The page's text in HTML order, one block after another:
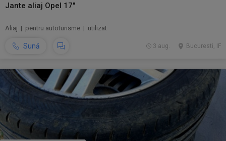
Jante aliaj Opel 17"
Aliaj | pentru autoturisme | utilizat
Sună Bucuresti, IF
3 aug.